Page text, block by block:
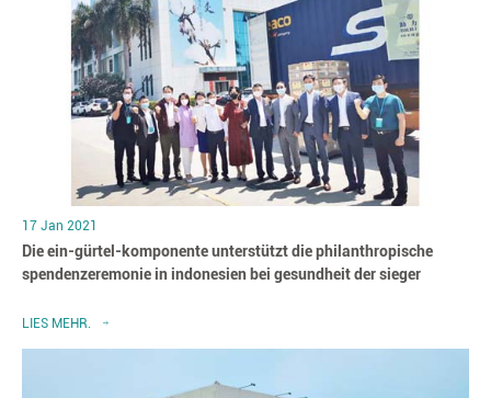
17 Jan 2021
Die ein-gürtel-komponente unterstützt die philanthropische
spendenzeremonie in indonesien bei gesundheit der sieger
LIES MEHR.